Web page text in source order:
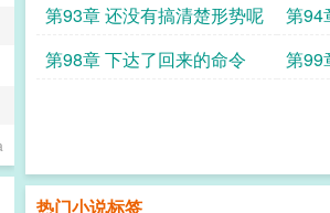
第93章 还没有搞清楚形势呢
第94
第98章 下达了回来的命令
第99
热门小说标签